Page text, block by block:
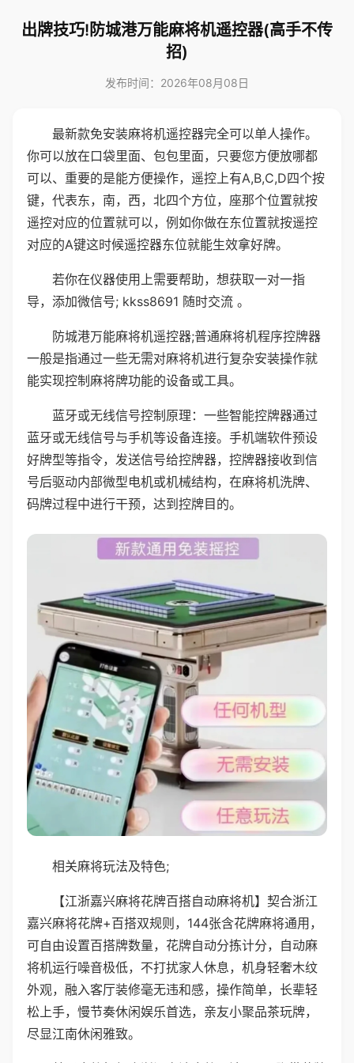
出牌技巧!防城港万能麻将机遥控器(高手不传
招)
发布时间：2026年08月08日
最新款免安装麻将机遥控器完全可以单人操作。
你可以放在口袋里面、包包里面，只要您方便放哪都
可以、重要的是能方便操作，遥控上有A,B,C,D四个按
键，代表东，南，西，北四个方位，座那个位置就按
遥控对应的位置就可以，例如你做在东位置就按遥控
对应的A键这时候遥控器东位就能生效拿好牌。
若你在仪器使用上需要帮助，想获取一对一指
导，添加微信号; kkss8691 随时交流 。
防城港万能麻将机遥控器;普通麻将机程序控牌器
一般是指通过一些无需对麻将机进行复杂安装操作就
能实现控制麻将牌功能的设备或工具。
蓝牙或无线信号控制原理：一些智能控牌器通过
蓝牙或无线信号与手机等设备连接。手机端软件预设
好牌型等指令，发送信号给控牌器，控牌器接收到信
号后驱动内部微型电机或机械结构，在麻将机洗牌、
码牌过程中进行干预，达到控牌目的。
相关麻将玩法及特色;
【江浙嘉兴麻将花牌百搭自动麻将机】契合浙江
嘉兴麻将花牌+百搭双规则，144张含花牌麻将通用，
可自由设置百搭牌数量，花牌自动分拣计分，自动麻
将机运行噪音极低，不打扰家人休息，机身轻奢木纹
外观，融入客厅装修毫无违和感，操作简单，长辈轻
松上手，慢节奏休闲娱乐首选，亲友小聚品茶玩牌，
尽显江南休闲雅致。